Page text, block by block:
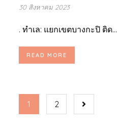
30 สิงหาคม 2023
. ทำเล: แยกเขตบางกะปิ ติด...
READ MORE
1 2